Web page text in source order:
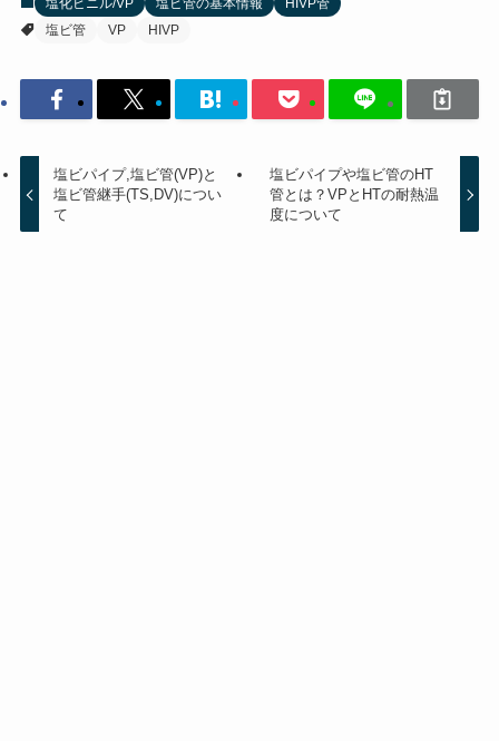
塩化ビニル/VP 塩ビ管の基本情報
HIVP管
塩ビ管
VP HIVP
塩ビパイプ,塩ビ管(VP)と
塩ビ管継手(TS,DV)につい
て
塩ビパイプや塩ビ管のHT
管とは？VPとHTの耐熱温
度について